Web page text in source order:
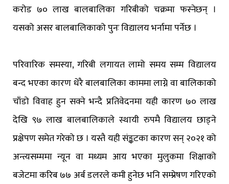
करोड ७० लाख बालबालिका गरिबीको चक्रमा फस्नेछन् ।
यसको असर बालबालिकाको पुनः विद्यालय भर्नामा पर्नेछ ।
परिवारिक समस्या, गरिबी लगायत लामो समय सम्म विद्यालय
बन्द भएका कारण धेरै बालबालिका काममा लाग्ने वा बालिकाको
चाँडो विवाह हुन सक्ने भन्दै प्रतिवेदनमा यही कारण ७० लाख
देखि ९७ लाख बालबालिकाले स्थायी रुपमै विद्यालय छाड्ने
प्रक्षेपण समेत गरेको छ । यस्तै यही संङ्कटका कारण सन् २०२१ को
अन्त्यसम्ममा न्यून वा मध्यम आय भएका मुलुकमा शिक्षाको
बजेटमा करिब ७७ अर्ब डलरले कमी हुनेछ भनि सम्प्रेषण गरिएको